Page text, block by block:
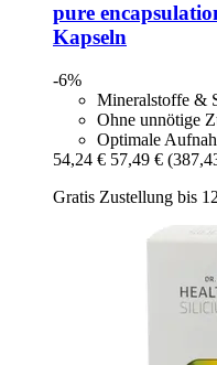
pure
Kapseln
-6%
Mineralstoffe &
Ohne unnötige
Optimale
54,24 € 57,49 €
Gratis Zustellung bis